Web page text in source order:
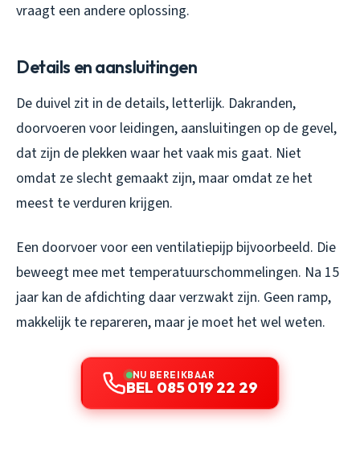
vraagt een andere oplossing.
Details en aansluitingen
De duivel zit in de details, letterlijk. Dakranden,
doorvoeren voor leidingen, aansluitingen op de gevel,
dat zijn de plekken waar het vaak mis gaat. Niet
omdat ze slecht gemaakt zijn, maar omdat ze het
meest te verduren krijgen.
Een doorvoer voor een ventilatiepijp bijvoorbeeld. Die
beweegt mee met temperatuurschommelingen. Na 15
jaar kan de afdichting daar verzwakt zijn. Geen ramp,
makkelijk te repareren, maar je moet het wel weten.
NU BEREIKBAAR
BEL 085 019 22 29